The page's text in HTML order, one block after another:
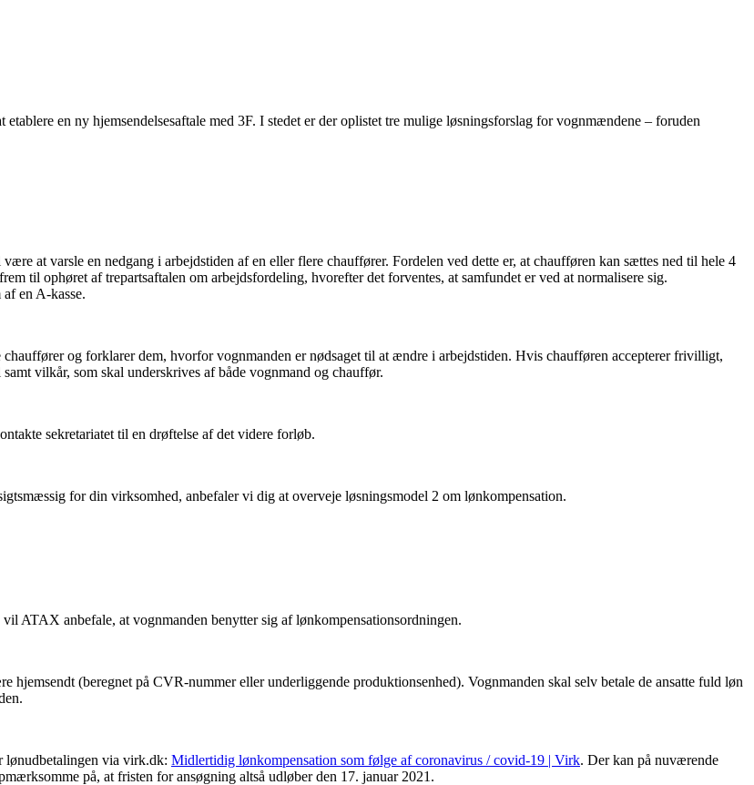
en ny hjemsendelsesaftale med 3F. I stedet er der oplistet tre mulige løsningsforslag for vognmændene – foruden
at varsle en nedgang i arbejdstiden af en eller flere chauffører. Fordelen ved dette er, at chaufføren kan sættes ned til hele 4
til ophøret af trepartsaftalen om arbejdsfordeling, hvorefter det forventes, at samfundet er ved at normalisere sig.
en A-kasse.
og forklarer dem, hvorfor vognmanden er nødsaget til at ændre i arbejdstiden. Hvis chaufføren accepterer frivilligt,
vilkår, som skal underskrives af både vognmand og chauffør.
sekretariatet til en drøftelse af det videre forløb.
for din virksomhed, anbefaler vi dig at overveje løsningsmodel 2 om lønkompensation.
ATAX anbefale, at vognmanden benytter sig af lønkompensationsordningen.
hjemsendt (beregnet på CVR-nummer eller underliggende produktionsenhed). Vognmanden skal selv betale de ansatte fuld løn
lønudbetalingen via virk.dk: Midlertidig lønkompensation som følge af coronavirus / covid-19 | Virk. Der kan på nuværende
på, at fristen for ansøgning altså udløber den 17. januar 2021.